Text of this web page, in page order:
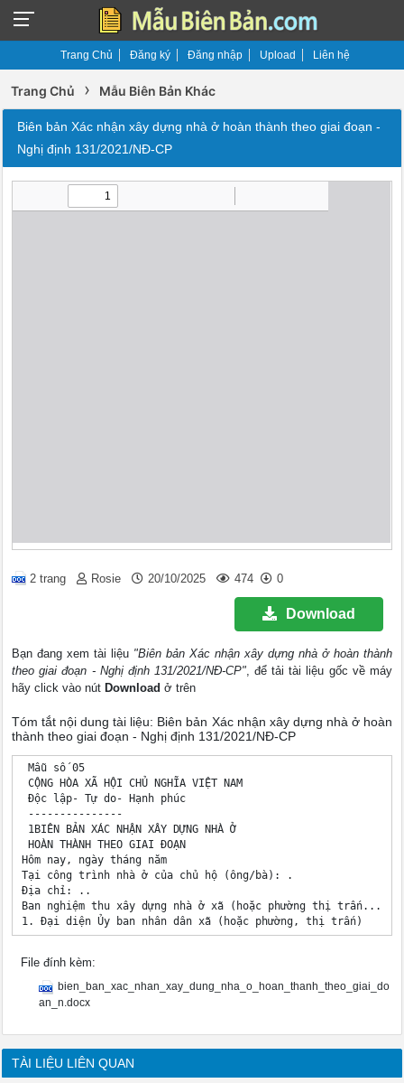
Trang Chủ Đăng ký Đăng nhập Upload Liên hệ
Trang Chủ › Mẫu Biên Bản Khác
Biên bản Xác nhận xây dựng nhà ở hoàn thành theo giai đoạn -
Nghị định 131/2021/NĐ-CP
2 trang Rosie 20/10/2025 474 0
Download
Bạn đang xem tài liệu "Biên bản Xác nhận xây dựng nhà ở hoàn thành
theo giai đoạn - Nghị định 131/2021/NĐ-CP", để tải tài liệu gốc về máy
hãy click vào nút Download ở trên
Tóm tắt nội dung tài liệu: Biên bản Xác nhận xây dựng nhà ở hoàn
thành theo giai đoạn - Nghị định 131/2021/NĐ-CP
Mẫu số 05
CỘNG HÒA XÃ HỘI CHỦ NGHĨA VIỆT NAM
Độc lập- Tự do- Hạnh phúc
---------------
1BIÊN BẢN XÁC NHẬN XÂY DỰNG NHÀ Ở
HOÀN THÀNH THEO GIAI ĐOẠN
Hôm nay, ngày tháng năm
Tại công trình nhà ở của chủ hộ (ông/bà): .
Địa chỉ: ..
Ban nghiệm thu xây dựng nhà ở xã (hoặc phường thị trấn...)
1. Đại diện Ủy ban nhân dân xã (hoặc phường, thị trấn)
2. Đại diện thôn (hoặc tổ dân phố): ..
- Ông (bà): . Chức vụ: ..
- Ông (bà): . Chức vụ: ..
dựng nền móng và khung-tường), Ban nghiệm thu xây dựng
thống nhất các nội dung sau:
File đính kèm:
bien_ban_xac_nhan_xay_dung_nha_o_hoan_thanh_theo_giai_do
an_n.docx
TÀI LIỆU LIÊN QUAN